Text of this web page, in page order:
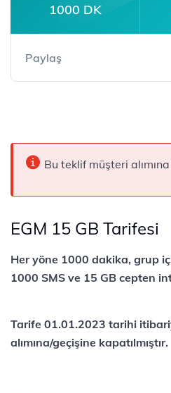
1000 DK
Paylaş
Bu teklif müşteri alımına
EGM 15 GB Tarifesi
​​​Her yöne 1000 dakika, grup
1000 SMS ve 15 GB cepten
Tarife 01.01.2023 ​tarihi
alımına/geçişine kapatılmıştır.